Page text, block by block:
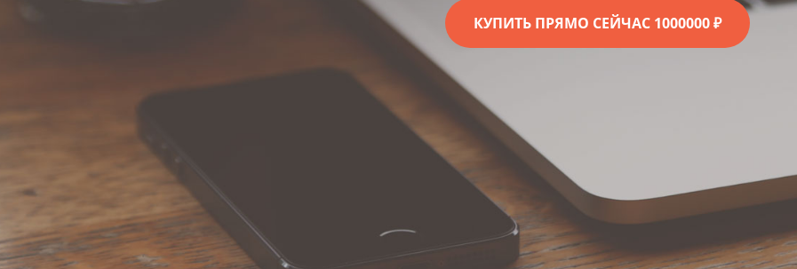
КУПИТЬ ПРЯМО СЕЙЧАС 1000000 ₽